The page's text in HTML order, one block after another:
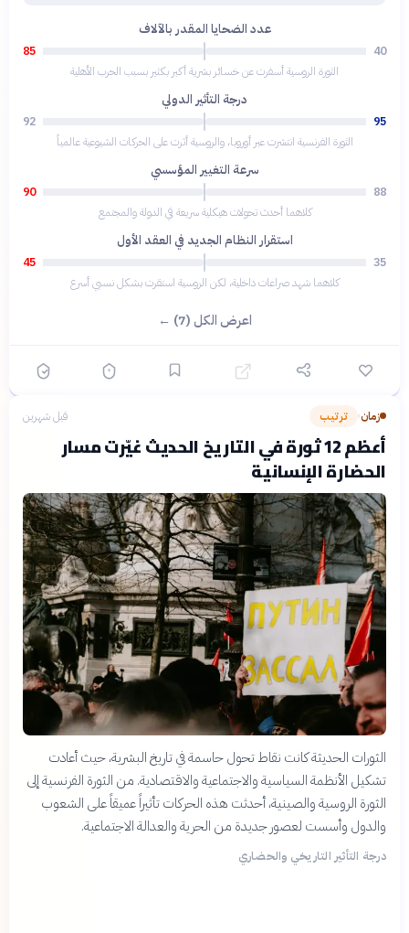
عدد الضحايا المقدر بالآلاف
40
85
الثورة الروسية أسفرت عن خسائر بشرية أكبر بكثير بسبب الحرب الأهلية
درجة التأثير الدولي
95
92
الثورة الفرنسية انتشرت عبر أوروبا، والروسية أثرت على الحركات الشيوعية عالمياً
سرعة التغيير المؤسسي
88
90
كلاهما أحدث تحولات هيكلية سريعة في الدولة والمجتمع
استقرار النظام الجديد في العقد الأول
35
45
كلاهما شهد صراعات داخلية، لكن الروسية استقرت بشكل نسبي أسرع
اعرض الكل (7) ←
زمان› ترتيب قبل شهرين
أعظم 12 ثورة في التاريخ الحديث غيّرت مسار
الحضارة الإنسانية
الثورات الحديثة كانت نقاط تحول حاسمة في تاريخ البشرية، حيث أعادت
تشكيل الأنظمة السياسية والاجتماعية والاقتصادية. من الثورة الفرنسية إلى
الثورة الروسية والصينية، أحدثت هذه الحركات تأثيراً عميقاً على الشعوب
والدول وأسست لعصور جديدة من الحرية والعدالة الاجتماعية.
درجة التأثير التاريخي والحضاري